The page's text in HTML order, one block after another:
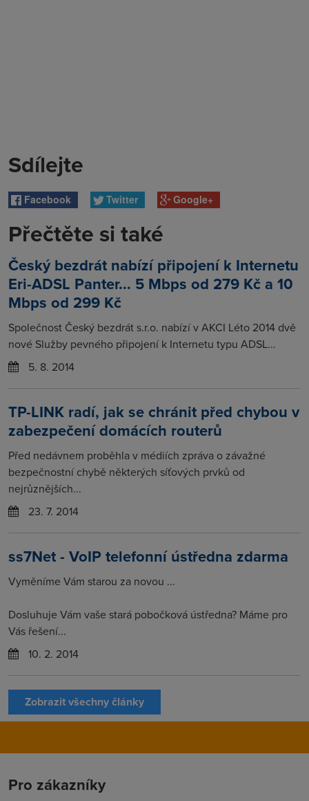
Sdílejte
Facebook Twitter Google+
Přečtěte si také
Český bezdrát nabízí připojení k Internetu
Eri-ADSL Panter... 5 Mbps od 279 Kč a 10
Mbps od 299 Kč
Společnost Český bezdrát s.r.o. nabízí v AKCI Léto 2014 dvě
nové Služby pevného připojení k Internetu typu ADSL...
5. 8. 2014
TP-LINK radí, jak se chránit před chybou v
zabezpečení domácích routerů
Před nedávnem proběhla v médiích zpráva o závažné
bezpečnostní chybě některých síťových prvků od
nejrůznějších...
23. 7. 2014
ss7Net - VoIP telefonní ústředna zdarma
Vyměníme Vám starou za novou ...
Dosluhuje Vám vaše stará pobočková ústředna? Máme pro
Vás řešení...
10. 2. 2014
Zobrazit všechny články
Pro zákazníky